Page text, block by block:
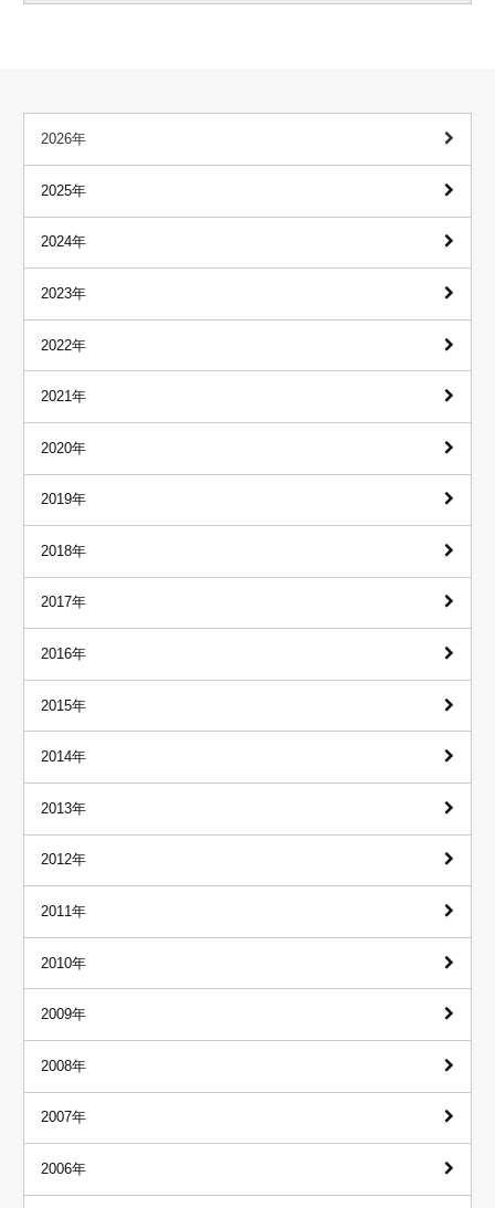
2026年
2025年
2024年
2023年
2022年
2021年
2020年
2019年
2018年
2017年
2016年
2015年
2014年
2013年
2012年
2011年
2010年
2009年
2008年
2007年
2006年